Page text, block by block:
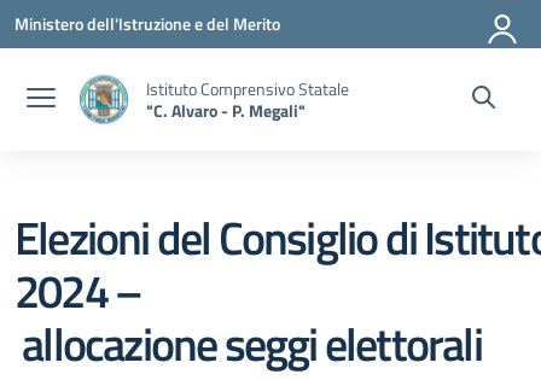
Vai ai contenuti
Vai al menu di navigazione
Vai al footer
Ministero dell'Istruzione e del Merito
Istituto Comprensivo Statale
"C. Alvaro - P. Megali"
Elezioni del Consiglio di
2024 –
allocazione seggi elettorali